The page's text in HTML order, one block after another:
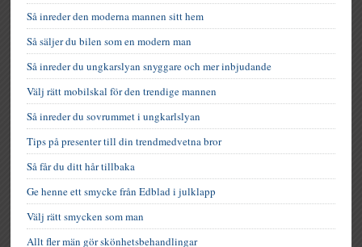
Så inreder den moderna mannen sitt hem
Så säljer du bilen som en modern man
Så inreder du ungkarslyan snyggare och mer inbjudande
Välj rätt mobilskal för den trendige mannen
Så inreder du sovrummet i ungkarlslyan
Tips på presenter till din trendmedvetna bror
Så får du ditt hår tillbaka
Ge henne ett smycke från Edblad i julklapp
Välj rätt smycken som man
Allt fler män gör skönhetsbehandlingar